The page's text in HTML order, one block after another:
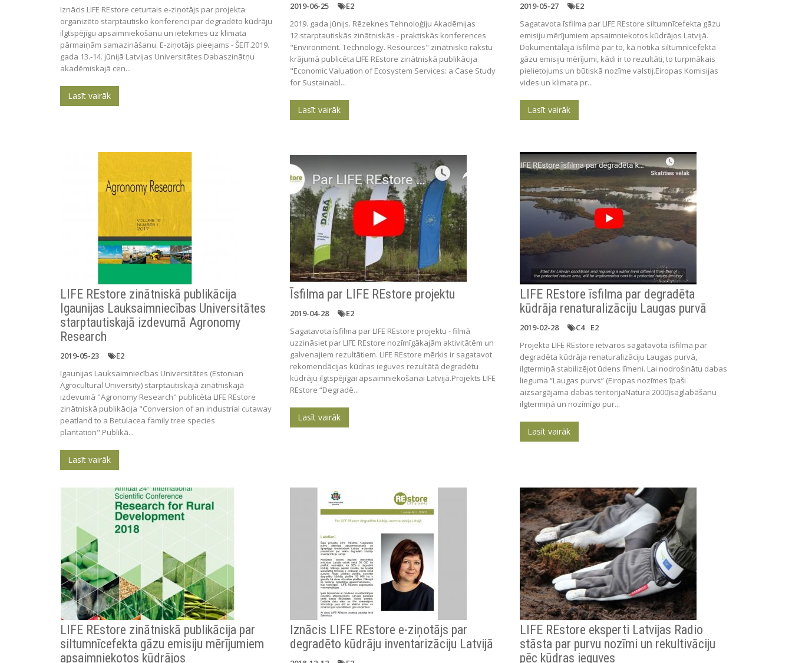
Iznācis LIFE REstore ceturtais e-ziņotājs par projekta
organizēto starptautisko konferenci par degradēto kūdrāju
ilgtspējīgu apsaimniekošanu un ietekmes uz klimata
pārmaiņām samazināšanu. E-ziņotājs pieejams - ŠEIT.2019.
gada 13.-14. jūnijā Latvijas Universitātes Dabaszinātņu
akadēmiskajā cen...
Lasīt vairāk
2019-06-25
E2
2019. gada jūnijs. Rēzeknes Tehnoloģiju Akadēmijas
12.starptautiskās zinātniskās - praktiskās konferences
"Environment. Technology. Resources" zinātnisko rakstu
krājumā publicēta LIFE REstore zinātniskā publikācija
"Economic Valuation of Ecosystem Services: a Case Study
for Sustainabl...
Lasīt vairāk
2019-05-27
E2
Sagatavota īsfilma par LIFE REstore siltumnīcefekta gāzu
emisiju mērījumiem apsaimniekotos kūdrājos Latvijā.
Dokumentālajā īsfilmā par to, kā notika siltumnīcefekta
gāzu emisiju mērījumi, kādi ir to rezultāti, to turpmākais
pielietojums un būtiskā nozīme valstij.Eiropas Komisijas
vides un klimata pr...
Lasīt vairāk
LIFE REstore zinātniskā publikācija
Igaunijas Lauksaimniecības Universitātes
starptautiskajā izdevumā Agronomy
Research
2019-05-23
E2
Igaunijas Lauksaimniecības Universitātes (Estonian
Agrocultural University) starptautiskajā zinātniskajā
izdevumā "Agronomy Research" publicēta LIFE REstore
zinātniskā publikācija "Conversion of an industrial cutaway
peatland to a Betulacea family tree species
plantation".Publikā...
Lasīt vairāk
Īsfilma par LIFE REstore projektu
2019-04-28
E2
Sagatavota īsfilma par LIFE REstore projektu - filmā
uzzināsiet par LIFE REstore nozīmīgākajām aktivitātēm un
galvenajiem rezultātiem. LIFE REstore mērķis ir sagatavot
rekomendācijas kūdras ieguves rezultātā degradētu
kūdrāju ilgtspējīgai apsaimniekošanai Latvijā.Projekts LIFE
REstore “Degradē...
Lasīt vairāk
LIFE REstore īsfilma par degradēta
kūdrāja renaturalizāciju Laugas purvā
2019-02-28 C4
E2
Projekta LIFE REstore ietvaros sagatavota īsfilma par
degradēta kūdrāja renaturalizāciju Laugas purvā,
ilgtermiņā stabilizējot ūdens līmeni. Lai nodrošinātu dabas
lieguma “Laugas purvs” (Eiropas nozīmes īpaši
aizsargājama dabas teritorijaNatura 2000)saglabāšanu
ilgtermiņā un nozīmīgo pur...
Lasīt vairāk
LIFE REstore zinātniskā publikācija par
siltumnīcefekta gāzu emisiju mērījumiem
apsaimniekotos kūdrājos
Iznācis LIFE REstore e-ziņotājs par
degradēto kūdrāju inventarizāciju Latvijā
LIFE REstore eksperti Latvijas Radio
stāsta par purvu nozīmi un rekultivāciju
pēc kūdras ieguves